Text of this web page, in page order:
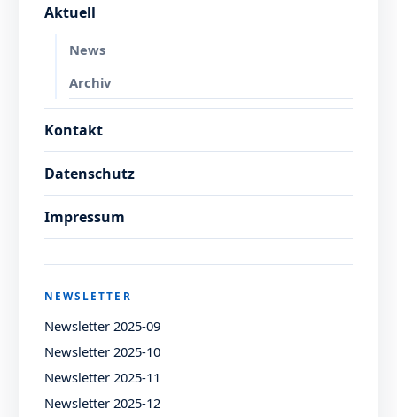
Aktuell
News
Archiv
Kontakt
Datenschutz
Impressum
NEWSLETTER
Newsletter 2025-09
Newsletter 2025-10
Newsletter 2025-11
Newsletter 2025-12